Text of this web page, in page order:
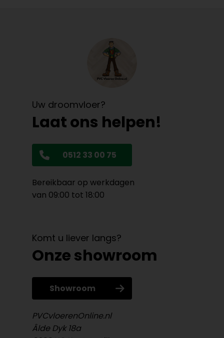
Uw droomvloer?
Laat ons helpen!
0512 33 00 75
Bereikbaar op werkdagen
van 09:00 tot 18:00
Komt u liever langs?
Onze showroom
Showroom
PVCvloerenOnline.nl
Âlde Dyk 18a